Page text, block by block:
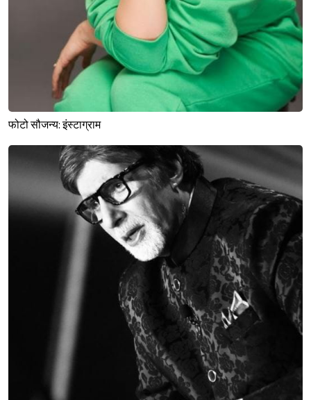
फोटो सौजन्य: इंस्टाग्राम